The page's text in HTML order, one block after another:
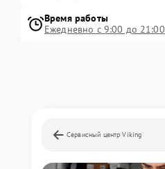
Время работы
Ежедневно с 9:00 до 21:00
Сервисный центр Viking